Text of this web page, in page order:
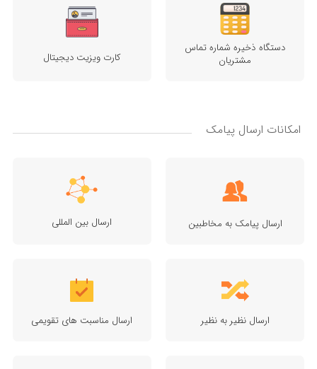
دستگاه ذخیره شماره تماس
مشتریان
کارت ویزیت دیجیتال
امکانات ارسال پیامک
ارسال پیامک به مخاطبین ارسال بین المللی
ارسال نظیر به نظیر ارسال مناسبت های تقویمی